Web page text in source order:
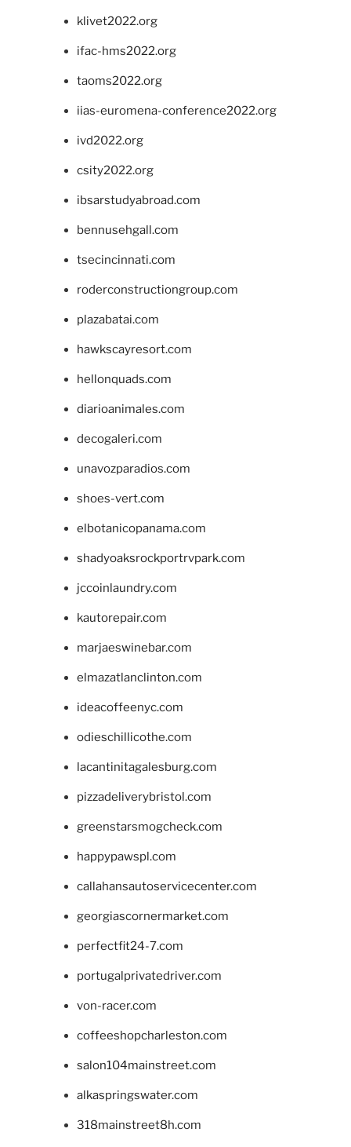
klivet2022.org
ifac-hms2022.org
taoms2022.org
iias-euromena-conference2022.org
ivd2022.org
csity2022.org
ibsarstudyabroad.com
bennusehgall.com
tsecincinnati.com
roderconstructiongroup.com
plazabatai.com
hawkscayresort.com
hellonquads.com
diarioanimales.com
decogaleri.com
unavozparadios.com
shoes-vert.com
elbotanicopanama.com
shadyoaksrockportrvpark.com
jccoinlaundry.com
kautorepair.com
marjaeswinebar.com
elmazatlanclinton.com
ideacoffeenyc.com
odieschillicothe.com
lacantinitagalesburg.com
pizzadeliverybristol.com
greenstarsmogcheck.com
happypawspl.com
callahansautoservicecenter.com
georgiascornermarket.com
perfectfit24-7.com
portugalprivatedriver.com
von-racer.com
coffeeshopcharleston.com
salon104mainstreet.com
alkaspringswater.com
318mainstreet8h.com